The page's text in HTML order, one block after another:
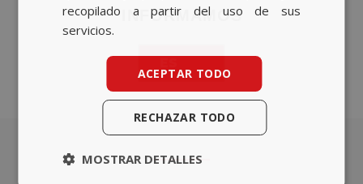
INFORMAMOS
recopilado a partir del uso de sus
servicios.
ACEPTAR TODO
RECHAZAR TODO
MOSTRAR DETALLES